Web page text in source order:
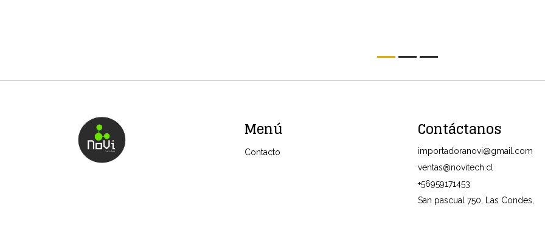
Menú
Contacto
Contáctanos
importadoranovi@gmail.com
ventas@novitech.cl
+56959171453
San pascual 750, Las Condes,